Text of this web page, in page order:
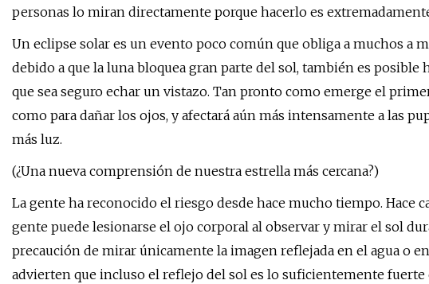
personas lo miran directamente porque hacerlo es
Un eclipse solar es un evento poco común que obliga a muchos a
debido a que la luna bloquea gran parte del sol, también es
que sea seguro echar un vistazo. Tan pronto como emerge el
como para dañar los ojos, y afectará aún más intensamente a las
más luz.
(¿Una nueva comprensión de nuestra estrella más cercana?)
La gente ha reconocido el riesgo desde hace mucho tiempo. Hace
gente puede lesionarse el ojo corporal al observar y mirar el sol
precaución de mirar únicamente la imagen reflejada en el agua o
advierten que incluso el reflejo del sol es lo suficientemente fuerte